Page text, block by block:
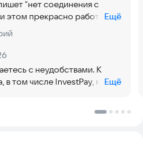
моментально выпустить
карту Мир. Привяжите
покупки в обычных и
программу лояльности
за тем, сколько вы тратите
"нет соединения с
этом прекрасно работает.
приложения или со
фактом, пользоваться на
Какая работа по
со стороны банка?
Ещё
с неудобствами. К
в том числе InvestPay, могут
мобильный интернет,
Wi-Fi или дождитесь
Ещё